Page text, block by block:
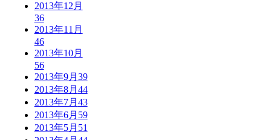
2013年12月
36
2013年11月
46
2013年10月
56
2013年9月 39
2013年8月 44
2013年7月 43
2013年6月 59
2013年5月 51